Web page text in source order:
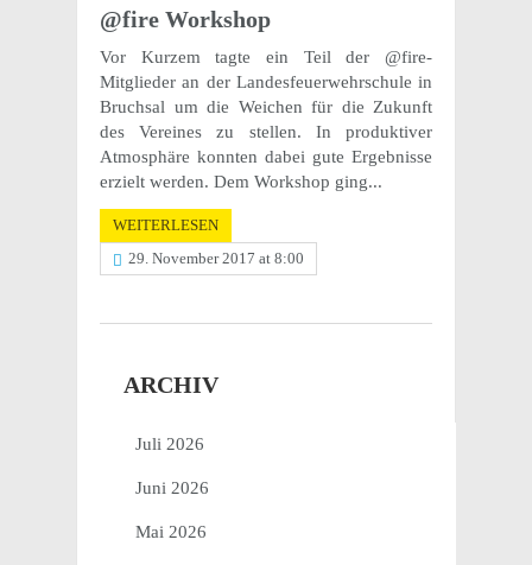
@fire Work­shop
Vor Kurzem tagte ein Teil der @fire-
Mitglieder an der Landes­feu­er­wehr­schule in
Bruch­sal um die Weichen für die Zukunft
des Verei­nes zu stel­len. In produk­ti­ver
Atmo­sphäre konn­ten dabei gute Ergeb­nisse
erzielt werden. Dem Work­shop ging...
WEITERLESEN
29. November 2017 at 8:00
ARCHIV
Juli 2026
Juni 2026
Mai 2026